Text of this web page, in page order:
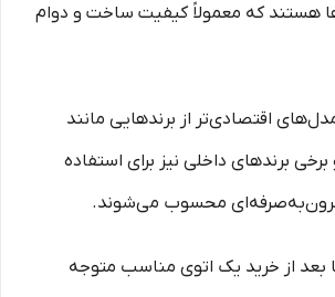
هستند که معمولاً کیفیت ساخت و دوام
اقتصادی‌تر از برندهایی مانند
برندهای داخلی نیز برای استفاده
محسوب می‌شوند.
بعد از خرید یک اتوی مناسب متوجه